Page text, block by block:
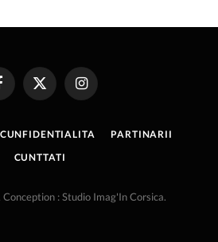
X
Instagram
CUNFIDENTIALITA
PARTINARII
CUNTTATI
: Studio Imag'In Corsica.